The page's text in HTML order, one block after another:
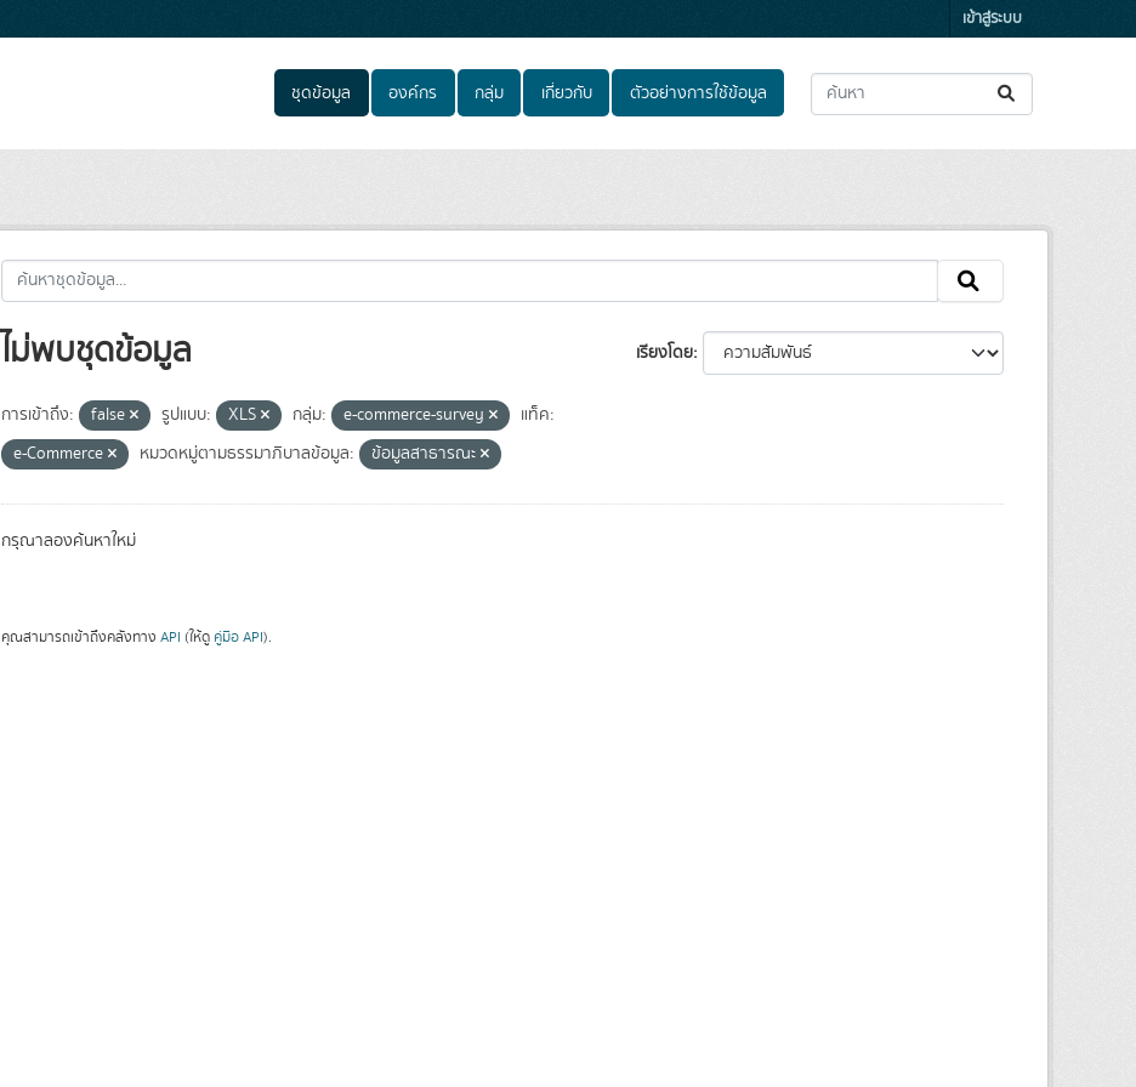
เข้าสู่ระบบ
ชุดข้อมูล องค์กร กลุ่ม เกี่ยวกับ ตัวอย่างการใช้ข้อมูล
เรียงโดย
ไม่พบชุดข้อมูล
การเข้าถึง: false รูปแบบ: XLS กลุ่ม: e-commerce-survey
แท็ค:
e-Commerce
หมวดหมู่ตามธรรมาภิบาลข้อมูล: ข้อมูลสาธารณะ
กรุณาลองค้นหาใหม่
คุณสามารถเข้าถึงคลังทาง API (ให้ดู คู่มือ API).